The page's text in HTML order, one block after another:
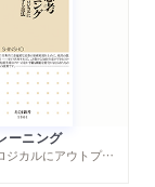
ーニング
─ＡＩ活用でロジカルにアウトプットする技法